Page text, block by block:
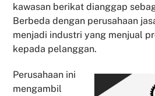
kawasan berikat dianggap
Berbeda dengan perusahaan
menjadi industri yang menjual
kepada pelanggan.
Perusahaan ini
mengambil